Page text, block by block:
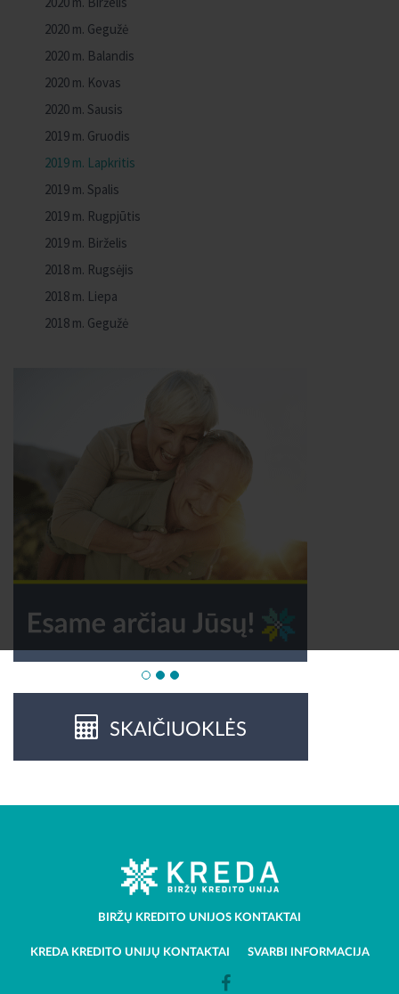
2020 m. Gegužė
2020 m. Balandis
2020 m. Kovas
2020 m. Sausis
2019 m. Gruodis
2019 m. Lapkritis
2019 m. Spalis
2019 m. Rugpjūtis
2019 m. Birželis
2018 m. Rugsėjis
2018 m. Liepa
2018 m. Gegužė
SKAIČIUOKLĖS
BIRŽŲ KREDITO UNIJOS KONTAKTAI
KREDA KREDITO UNIJŲ KONTAKTAI SVARBI INFORMACIJA